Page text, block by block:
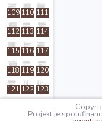
109 110 111
112 113 114
115 116 117
118 119 120
121 122 123
125 126
Projekt je